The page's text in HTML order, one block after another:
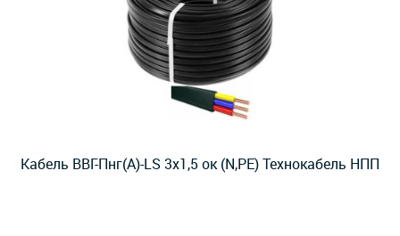
Кабель ВВГ-Пнг(А)-LS 3х1,5 ок (N,PE) Технокабель НПП